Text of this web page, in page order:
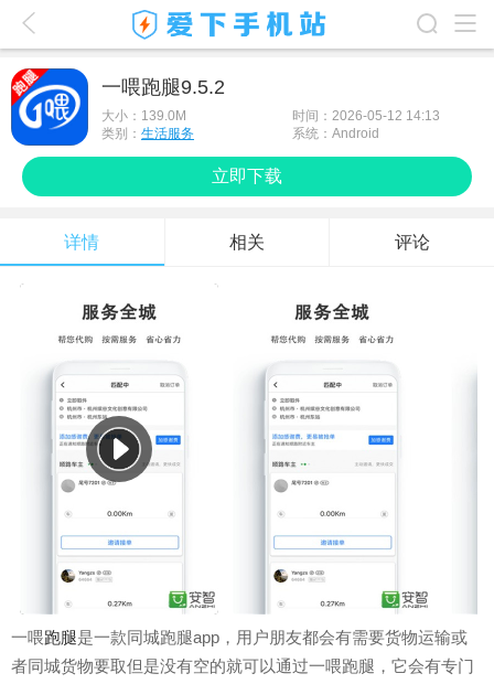
应用排行榜
最新游戏
最新应用
手机使用
游戏攻略
一喂跑腿9.5.2
大小： 139.0M
时间：2026-05-12 14:13
类别： 生活服务 系统：Android
立即下载
详情 相关 评论
一喂跑腿是一款同城跑腿app，用户朋友都会有需要货物运输或
者同城货物要取但是没有空的就可以通过一喂跑腿，它会有专门